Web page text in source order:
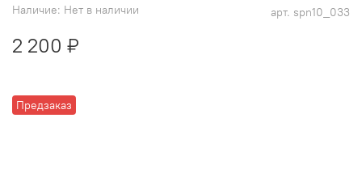
арт. spn10_033
Наличие: Нет в наличии
Предзаказ
2 200 ₽